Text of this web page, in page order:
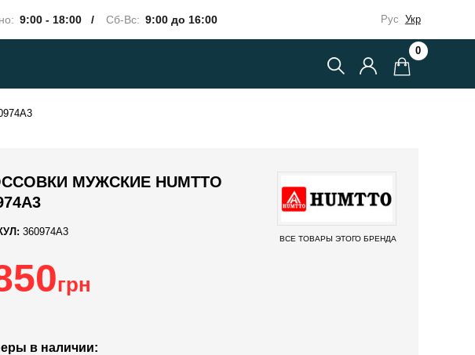
9:00 - 18:00 / Сб-Вс: 9:00 до 16:00 Рус Укр
0
МУЖСКИЕ HUMTTO
360974A3
ВСЕ ТОВАРЫ ЭТОГО БРЕНДА
грн
в наличии: